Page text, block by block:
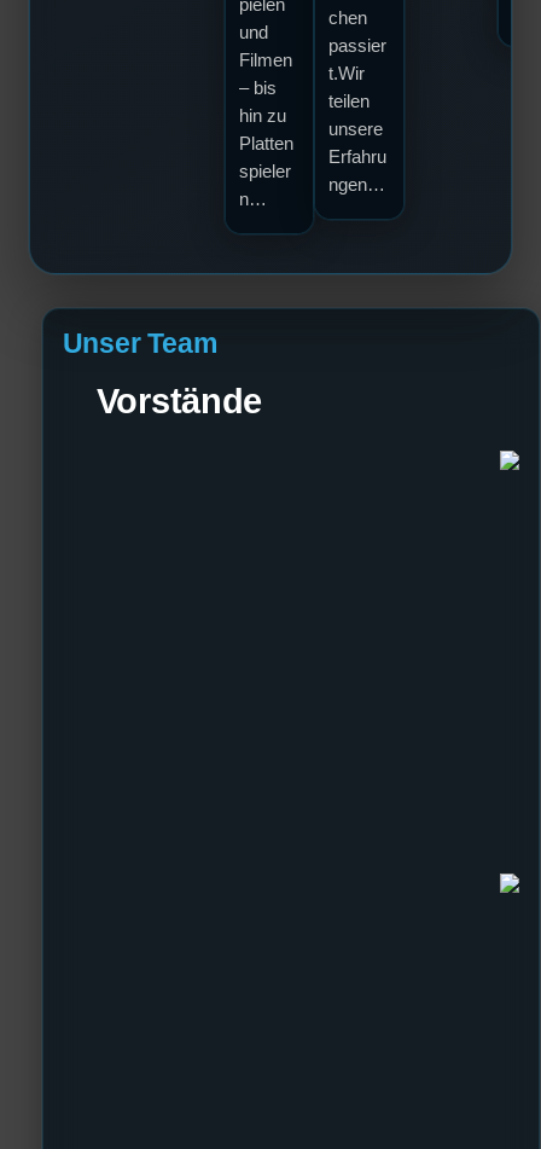
pielen
und
Filmen
– bis
hin zu
Platten
spieler
n…
chen
passier
t.Wir
teilen
unsere
Erfahru
ngen…
Unser Team
Vorstände